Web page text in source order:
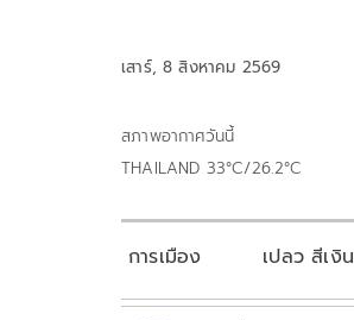
เสาร์, 8 สิงหาคม 2569
สภาพอากาศวันนี้
THAILAND 33°C/26.2°C
การเมือง เปลว สีเงิน